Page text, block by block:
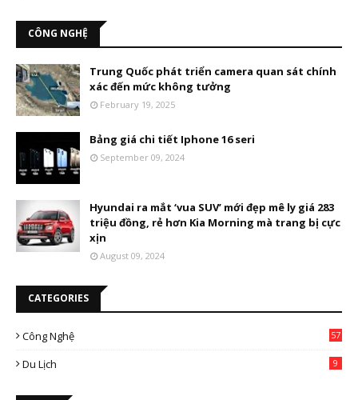
CÔNG NGHỆ
Trung Quốc phát triển camera quan sát chính
xác đến mức không tưởng
February 19, 2025
Bảng giá chi tiết Iphone 16 seri
September 09, 2024
Hyundai ra mắt ‘vua SUV’ mới đẹp mê ly giá 283
triệu đồng, rẻ hơn Kia Morning mà trang bị cực
xịn
August 09, 2024
CATEGORIES
Công Nghệ 57
Du Lịch 9